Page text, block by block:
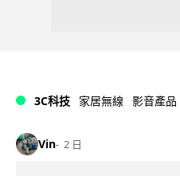
3C科技 家居無線 影音產品
Vin 2 日